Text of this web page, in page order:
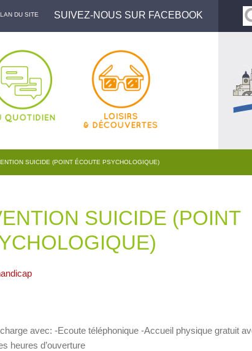
DU SITE SUIVEZ-NOUS SUR FACEBOOK
SUICIDE (POINT ÉCOUTE PSYCHOLOGIQUE)
SUICIDE (POINT
avec: -Ecoute téléphonique -Accueil physique gratuit
heures d’ouverture